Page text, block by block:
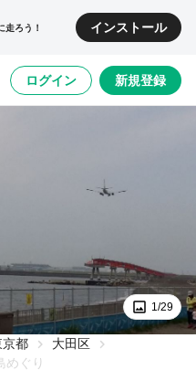
走ろう！ インストール
ログイン 新規登録
1/29
京都
大田区
めぐり